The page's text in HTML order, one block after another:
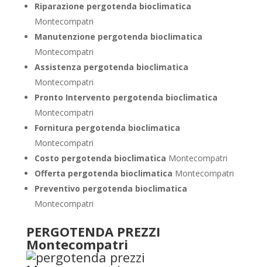
Riparazione pergotenda bioclimatica
Montecompatri
Manutenzione pergotenda bioclimatica
Montecompatri
Assistenza pergotenda bioclimatica
Montecompatri
Pronto Intervento pergotenda bioclimatica
Montecompatri
Fornitura pergotenda bioclimatica
Montecompatri
Costo pergotenda bioclimatica Montecompatri
Offerta pergotenda bioclimatica Montecompatri
Preventivo pergotenda bioclimatica
Montecompatri
PERGOTENDA PREZZI
Montecompatri